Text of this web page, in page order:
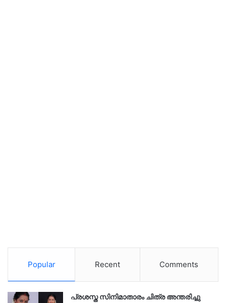
Popular Recent Comments
പ്രശസ്ത സിനിമാതാരം ചിത്ര അന്തരിച്ചു